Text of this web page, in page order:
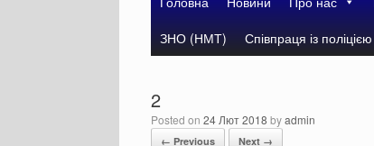
ЗНО (НМТ)
Співпраця із поліцією
2
Posted on 24 Лют 2018 byadmin
← Previous Next →